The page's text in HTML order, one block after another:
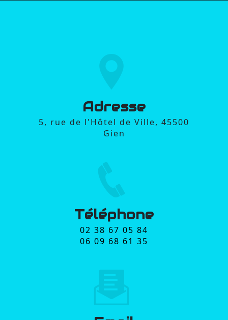
Adresse
5, rue de l'Hôtel de Ville, 45500
Gien
Téléphone
02 38 67 05 84
06 09 68 61 35